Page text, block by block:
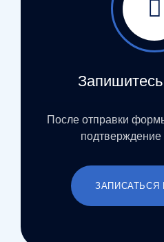
После отправки
ЗАПИСАТЬСЯ